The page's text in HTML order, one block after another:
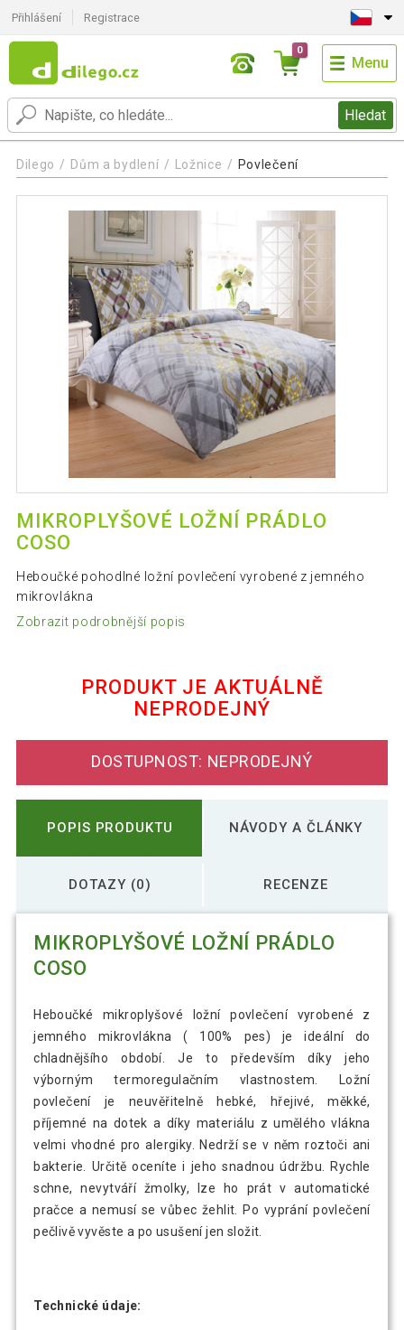
Přihlášení Registrace
Hledat
0
Menu
Dilego Dům a bydlení Ložnice Povlečení
MIKROPLYŠOVÉ LOŽNÍ PRÁDLO
COSO
Heboučké pohodlné ložní povlečení vyrobené z jemného
mikrovlákna
Zobrazit podrobnější popis
PRODUKT JE AKTUÁLNĚ
NEPRODEJNÝ
DOSTUPNOST: NEPRODEJNÝ
POPIS PRODUKTU NÁVODY A ČLÁNKY
DOTAZY (0) RECENZE
MIKROPLYŠOVÉ LOŽNÍ PRÁDLO
COSO
Heboučké mikroplyšové ložní povlečení vyrobené z
jemného mikrovlákna ( 100% pes) je ideální do
chladnějšího období. Je to především díky jeho
výborným termoregulačním vlastnostem. Ložní
povlečení je neuvěřitelně hebké, hřejivé, měkké,
příjemné na dotek a díky materiálu z umělého vlákna
velmi vhodné pro alergiky. Nedrží se v něm roztoči ani
bakterie. Určitě oceníte i jeho snadnou údržbu. Rychle
schne, nevytváří žmolky, lze ho prát v automatické
pračce a nemusí se vůbec žehlit. Po vyprání povlečení
pečlivě vyvěste a po usušení jen složit.
Technické údaje: